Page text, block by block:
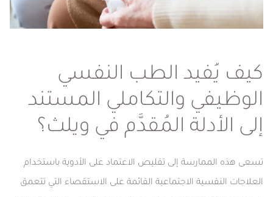
كيف يُفيد الطب النفسي
الوظيفي والتكاملي المستند
إلى الأدلة المُقدَّم في ويلث؟
تسعى هذه الممارسة إلى تقليص الاعتماد على الأدوية باستخدام
العلاجات النفسية الاجتماعية القائمة على الاستقصاء التي تتعمق